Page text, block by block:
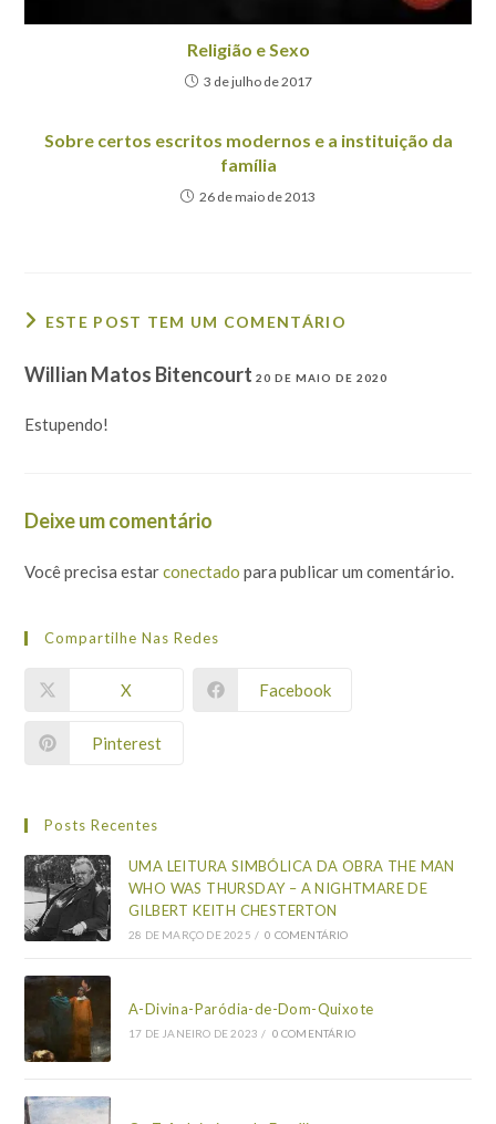
Religião e Sexo
3 de julho de 2017
Sobre certos escritos modernos e a instituição da
família
26 de maio de 2013
ESTE POST TEM UM COMENTÁRIO
Willian Matos Bitencourt20 DE MAIO DE 2020
Estupendo!
Deixe um comentário
Você precisa estarconectado para publicar um comentário.
Compartilhe Nas Redes
X Facebook
Pinterest
Posts Recentes
UMA LEITURA SIMBÓLICA DA OBRA THE MAN
WHO WAS THURSDAY – A NIGHTMARE DE
GILBERT KEITH CHESTERTON
28 DE MARÇO DE 2025 / 0 COMENTÁRIO
A-Divina-Paródia-de-Dom-Quixote
17 DE JANEIRO DE 2023 / 0 COMENTÁRIO